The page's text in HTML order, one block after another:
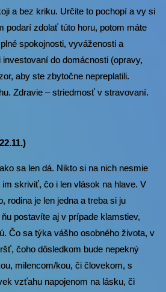
a bez kriku. Určite to pochopí a vy si
podarí zdolať túto horu, potom máte
spokojnosti, vyváženosti a
do domácnosti (opravy,
aby ste zbytočne nepreplatili.
Zdravie – striedmosť v stravovaní.
sa len dá. Nikto si na nich nesmie
skriviť, čo i len vlások na hlave. V
rodina je len jedna a treba si ju
postavíte aj v prípade klamstiev,
Čo sa týka vášho osobného života, v
čoho dôsledkom bude nepekný
milencom/kou, či človekom, s
vzťahu napojenom na lásku, či